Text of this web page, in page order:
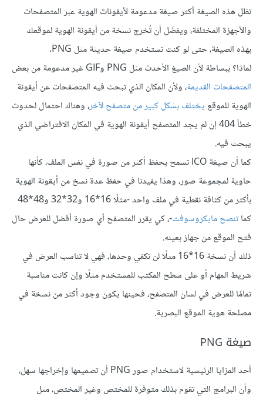
تظل هذه الصيغة أكثر صيغة مدعومة لأيقونات الهوية عبر المتصفحات
والأجهزة المختلفة، ويفضَل أن تُخرج نسخة من أيقونة الهوية لموقعك
بهذه الصيغة، حتى لو كنت تستخدم صيغة حديثة مثل PNG.
لماذا؟ ببساطة لأن الصيغ الأحدث مثل PNG وGIF غير مدعومة من بعض
المتصفحات القديمة، ولأن المكان الذي تبحث فيه المتصفحات عن أيقونة
الهوية للموقع يختلف بشكل كبير من متصفح لآخر، وهناك احتمال لحدوث
خطأ 404 إن لم يجد المتصفح أيقونة الهوية في المكان الافتراضي الذي
يبحث فيه.
كما أن صيغة ICO تسمح بحفظ أكثر من صورة في نفس الملف، كأنها
حاوية لمجموعة صور، وهذا يفيدنا في حفظ عدة نسخ من أيقونة الهوية
بأكثر من كثافة نقطية في ملف واحد -مثلًا 16*16 و32*32 و48*48
كماتنصح مايكروسوفت-، كي يقرر المتصفح أي صورة أفضل للعرض حال
فتح الموقع من جهاز بعينه.
ذلك أن نسخة 16*16 مثلًا لن تكفي وحدها، فهي لا تناسب العرض في
شريط المهام أو على سطح المكتب للمستخدم مثلًا وإن كانت مناسبة
تمامًا للعرض في لسان المتصفح، فحينها يكون وجود أكثر من نسخة في
مصلحة هوية الموقع البصرية.
صيغة PNG
أحد المزايا الرئيسية لاستخدام صور PNG أن تصميمها وإخراجها سهل،
وأن البرامج التي تقوم بذلك متوفرة للمختص وغير المختص، مثل